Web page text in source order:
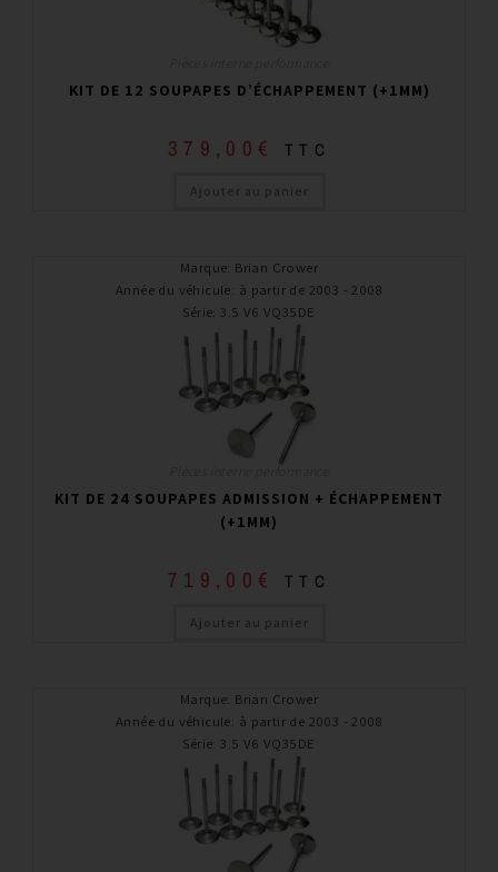
KIT DE 12 SOUPAPES D’ÉCHAPPEMENT (+1MM)
379,00 € TTC
Ajouter au panier
Marque: Brian Crower
Année du véhicule: à partir de 2003 - 2008
Série: 3.5 V6 VQ35DE
KIT DE 24 SOUPAPES ADMISSION + ÉCHAPPEMENT
(+1MM)
719,00 € TTC
Ajouter au panier
Marque: Brian Crower
Année du véhicule: à partir de 2003 - 2008
Série: 3.5 V6 VQ35DE